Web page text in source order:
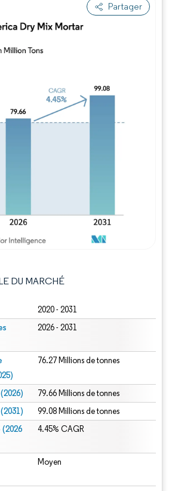
Partager
DU MARCHÉ
2020 - 2031
2026 - 2031
76.27 Millions de tonnes
79.66 Millions de tonnes
99.08 Millions de tonnes
(2026
4.45% CAGR
Moyen